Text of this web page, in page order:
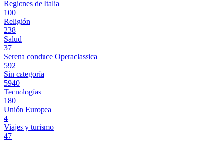
Regiones de Italia
100
Religión
238
Salud
37
Serena conduce Operaclassica
592
Sin categoría
5940
Tecnologías
180
Unión Europea
4
Viajes y turismo
47